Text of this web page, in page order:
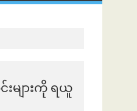
းများကို ရယူ